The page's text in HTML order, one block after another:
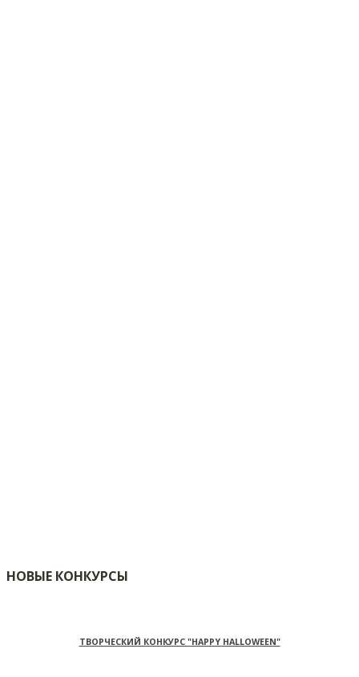
НОВЫЕ КОНКУРСЫ
ТВОРЧЕСКИЙ КОНКУРС "HAPPY HALLOWEEN"